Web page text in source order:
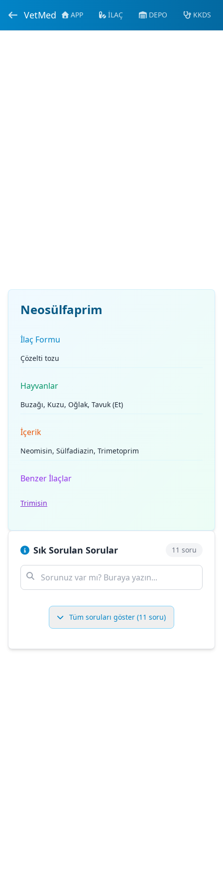
VetMed APP İLAÇ DEPO KKDS
Neosülfaprim
İlaç Formu
Çözelti tozu
Hayvanlar
Buzağı, Kuzu, Oğlak, Tavuk (Et)
İçerik
Neomisin, Sülfadiazin, Trimetoprim
Benzer İlaçlar
Trimisin
Sık Sorulan Sorular 11 soru
Tüm soruları göster (11 soru)